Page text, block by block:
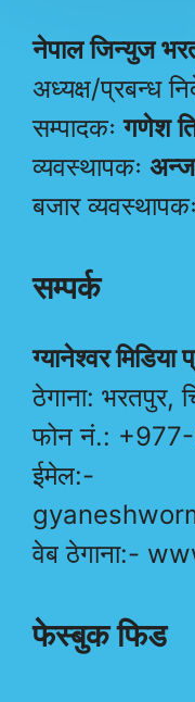
नेपाल जिन्युज
अध्यक्ष/प्रबन्ध
सम्पादकःगणेश
व्यवस्थापकः
बजार व्यवस्थापकः
सम्पर्क
ग्यानेश्वर मिडिया
ठेगाना: भरतपुर,
फोन नं.:
ईमेल:-
वेब ठेगाना:-
फेस्बुक फिड